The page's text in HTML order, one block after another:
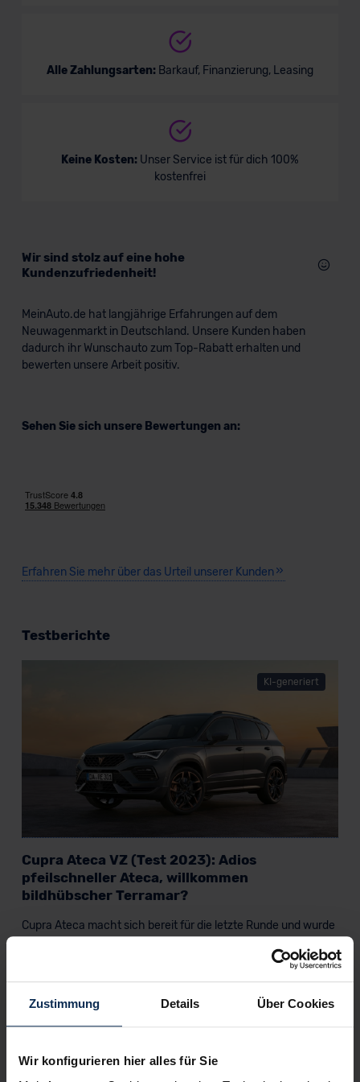
Zustimmung Details Über Cookies
Wir konfigurieren hier alles für Sie
Alle Zahlungsarten: Barkauf, Finanzierung, Leasing
Keine Kosten: Unser Service ist für dich 100%
kostenfrei
Wir sind stolz auf eine hohe
Kundenzufriedenheit!
MeinAuto.de hat langjährige Erfahrungen auf dem
Neuwagenmarkt in Deutschland. Unsere Kunden haben
dadurch ihr Wunschauto zum Top-Rabatt erhalten und
bewerten unsere Arbeit positiv.
Sehen Sie sich unsere Bewertungen an:
Erfahren Sie mehr über das Urteil unserer Kunden
Testberichte
KI-generiert
Cupra Ateca VZ (Test 2023): Adios
pfeilschneller Ateca, willkommen
bildhübscher Terramar?
Cupra Ateca macht sich bereit für die letzte Runde und wurde
Topversion Cupra Ateca VZ – er misst sich u.a. mit dem